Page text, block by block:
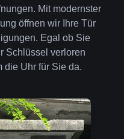
Mit modernster
öffnen wir Ihre Tür
Egal ob Sie
Schlüssel verloren
die Uhr für Sie da.